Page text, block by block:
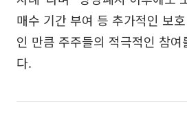
매수 기간 부여 등 추가적인 보
인 만큼 주주들의 적극적인 참
다.